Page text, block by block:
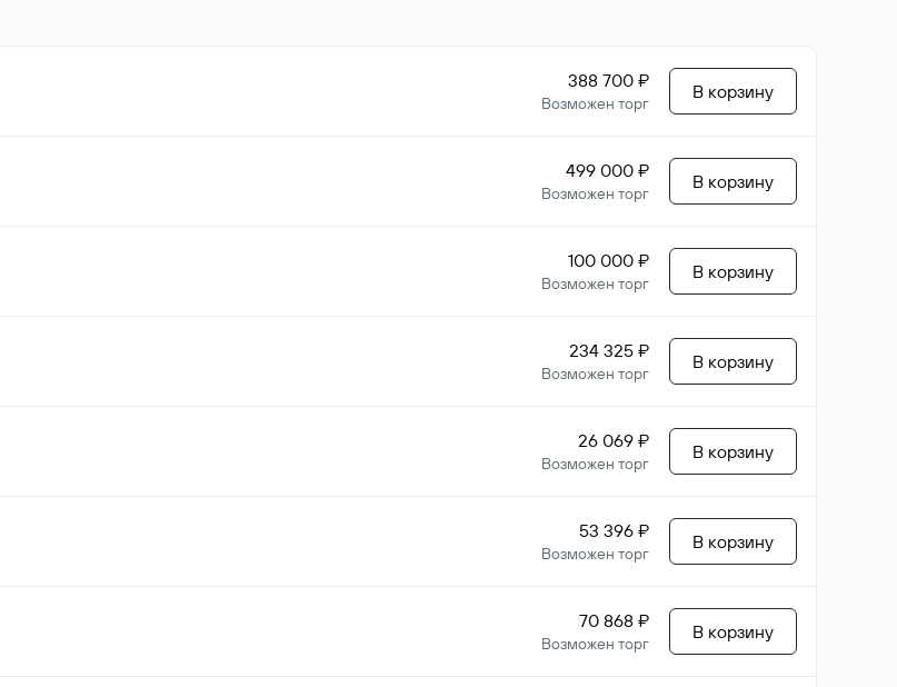
388 700 ₽
Возможен торг
В корзину
499 000 ₽
Возможен торг
В корзину
100 000 ₽
Возможен торг
В корзину
234 325 ₽
Возможен торг
В корзину
26 069 ₽
Возможен торг
В корзину
53 396 ₽
Возможен торг
В корзину
70 868 ₽
Возможен торг
В корзину